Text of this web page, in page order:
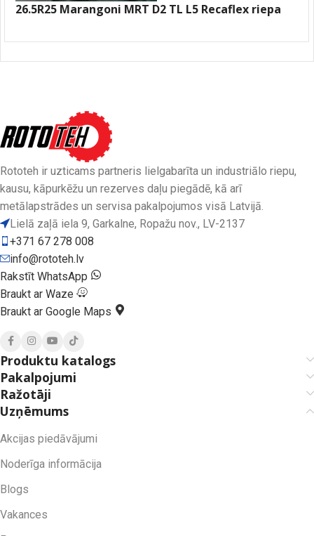
26.5R25 Marangoni MRT D2 TL L5 Recaflex riepa
Rototeh ir uzticams partneris lielgabarīta un industriālo riepu,
kausu, kāpurkēžu un rezerves daļu piegādē, kā arī
metālapstrādes un servisa pakalpojumos visā Latvijā.
Lielā zaļā iela 9, Garkalne, Ropažu nov., LV-2137
+371 67 278 008
info@rototeh.lv
Rakstīt WhatsApp
Braukt ar Waze
Braukt ar Google Maps
Produktu katalogs
Pakalpojumi
Ražotāji
Uzņēmums
Akcijas piedāvājumi
Noderīga informācija
Blogs
Vakances